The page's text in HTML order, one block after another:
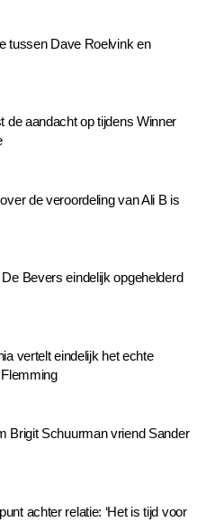
tussen Dave Roelvink en
de aandacht op tijdens Winner
de veroordeling van Ali B is
Bevers eindelijk opgehelderd
vertelt eindelijk het echte
Brigit Schuurman vriend Sander
achter relatie: ‘Het is tijd voor